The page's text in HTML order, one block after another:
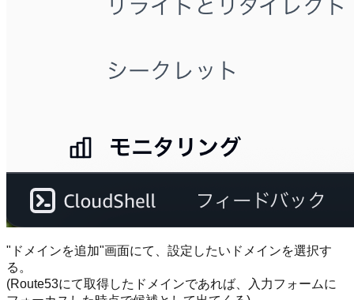
"ドメインを追加"画面にて、設定したいドメインを選択す
る。
(Route53にて取得したドメインであれば、入力フォームに